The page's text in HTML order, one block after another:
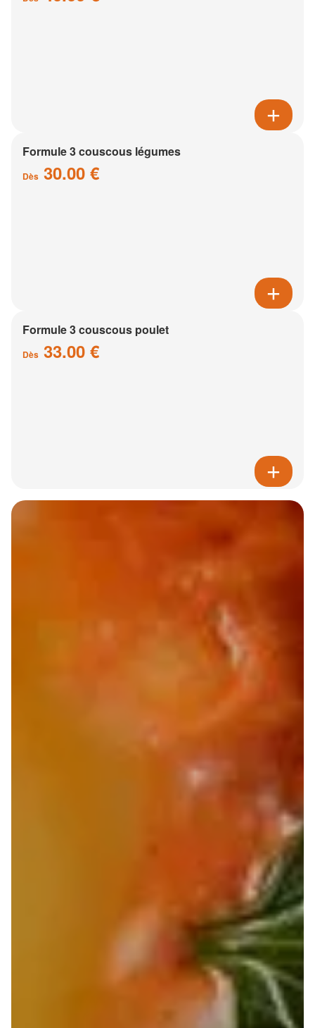
Formule 3 couscous légumes
Dès 30.00 €
Formule 3 couscous poulet
Dès 33.00 €